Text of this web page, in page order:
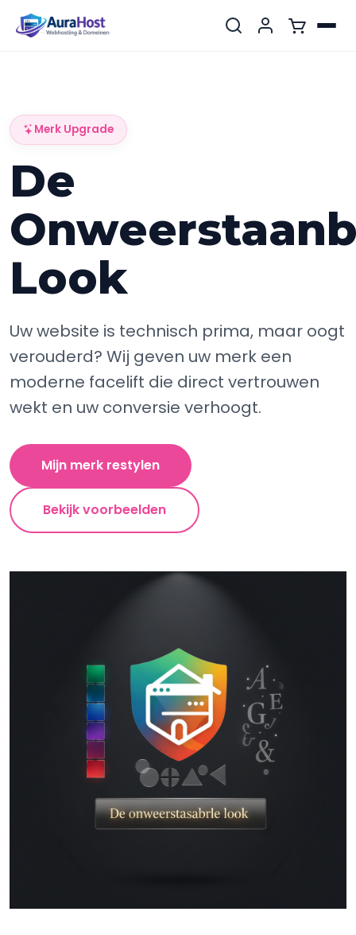
Merk Upgrade
De
Look
Uw website is technisch prima, maar oogt
verouderd? Wij geven uw merk een
moderne facelift die direct vertrouwen
wekt en uw conversie verhoogt.
Mijn merk restylen
Bekijk voorbeelden